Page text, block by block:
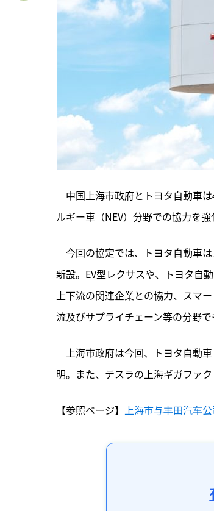
中国上海市政府とトヨタ自動車
ルギー車（NEV）分野での協力を強
今回の協定では、
トヨタ自動車
新設。EV型レクサスや、トヨタ自
上下流の関連企業との協力、スマ
流及びサプライチェーン等の分野で
上海市政府は今回、トヨタ自動
明。また、テスラの上海ギガファ
【参照ページ】 上海市与丰田汽车